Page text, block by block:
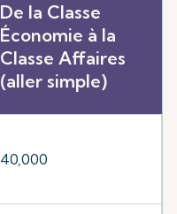
De la Classe
Économie à la
Classe Affaires
(aller simple)
40,000